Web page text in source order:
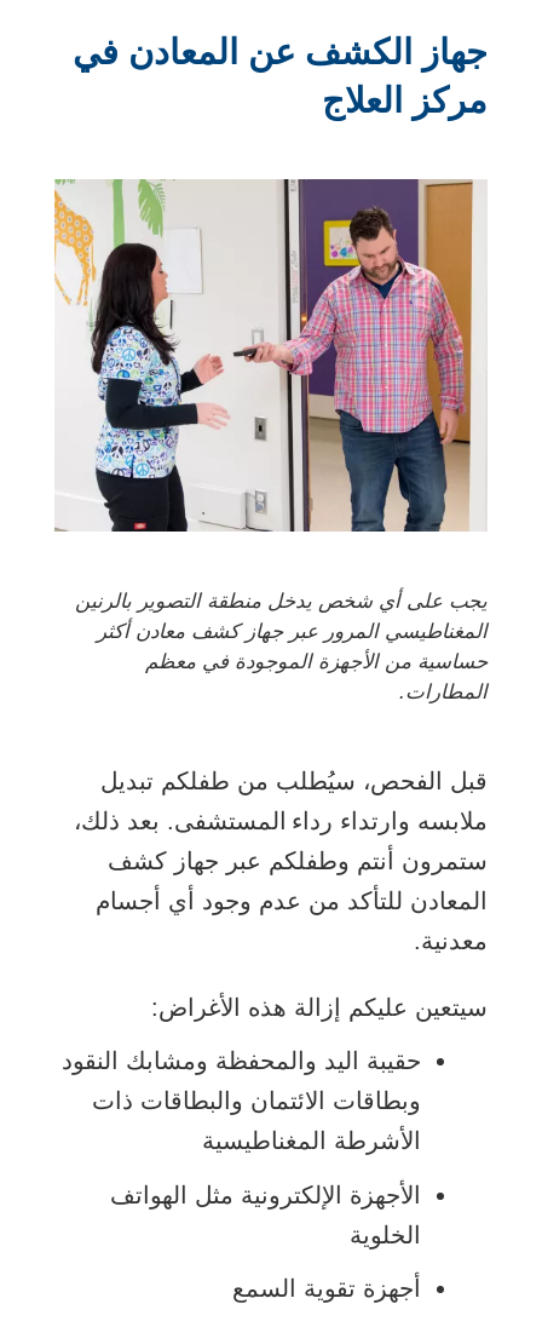
جهاز الكشف عن المعادن في
مركز العلاج
يجب على أي شخص يدخل منطقة التصوير بالرنين
المغناطيسي المرور عبر جهاز كشف معادن أكثر
حساسية من الأجهزة الموجودة في معظم
المطارات.
قبل الفحص، سيُطلب من طفلكم تبديل
ملابسه وارتداء رداء المستشفى. بعد ذلك،
ستمرون أنتم وطفلكم عبر جهاز كشف
المعادن للتأكد من عدم وجود أي أجسام
معدنية.
سيتعين عليكم إزالة هذه الأغراض:
حقيبة اليد والمحفظة ومشابك النقود
وبطاقات الائتمان والبطاقات ذات
الأشرطة المغناطيسية
الأجهزة الإلكترونية مثل الهواتف
الخلوية
أجهزة تقوية السمع